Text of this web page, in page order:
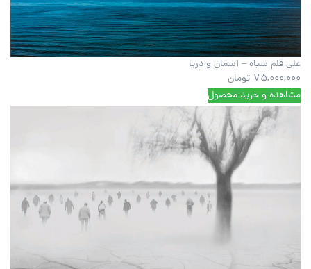
علی قلم سیاه – آسمان و دریا
75,000,000 تومان
مشاهده و خرید محصول